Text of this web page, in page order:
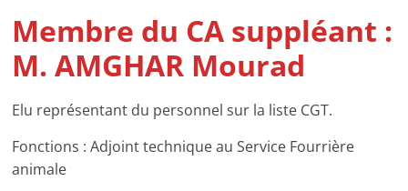
Membre du CA suppléant :
M. AMGHAR Mourad
Elu représentant du personnel sur la liste CGT.
Fonctions : Adjoint technique au Service Fourrière
animale